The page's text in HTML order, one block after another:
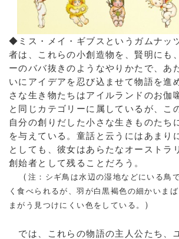
◆ミス・メイ・ギブスというガムナッ
者は、これらの小創造物を、賢明にも
ーのババ抜きのようなやりかたで、あ
いにアイデアを忍び込ませて物語を進
さな生き物たちはアイルランドのお伽
と同じカテゴリーに属しているが、こ
自分の創りだした小さな生きものたち
を与えている。童話と云うにはあまり
としても、彼女はあらたなオーストラ
創始者として残ることだろう。
（ 注：シギ鳥は水辺の湿地などにいる鳥
く食べられるが、羽が白黒褐色の細かいま
まがう見つけにくい色をしている。
）
では、これらの物語の主人公たち、